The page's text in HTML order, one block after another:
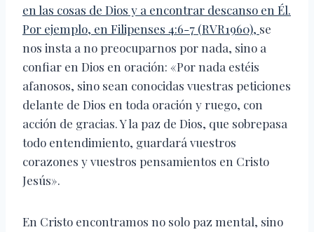
en las cosas de Dios y a encontrar descanso en Él.
Por ejemplo, en Filipenses 4:6-7 (RVR1960), se
nos insta a no preocuparnos por nada, sino a
confiar en Dios en oración: «Por nada estéis
afanosos, sino sean conocidas vuestras peticiones
delante de Dios en toda oración y ruego, con
acción de gracias. Y la paz de Dios, que sobrepasa
todo entendimiento, guardará vuestros
corazones y vuestros pensamientos en Cristo
Jesús».
En Cristo encontramos no solo paz mental, sino